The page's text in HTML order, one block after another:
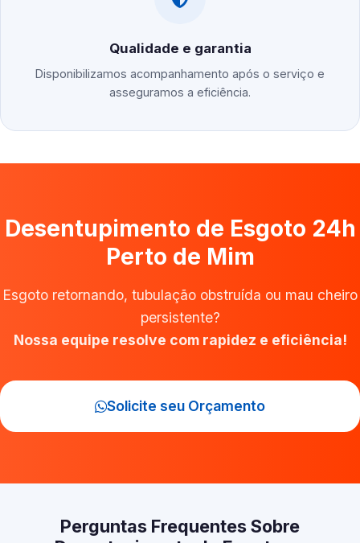
Qualidade e garantia
Disponibilizamos acompanhamento após o serviço e
asseguramos a eficiência.
Desentupimento de Esgoto 24h
Perto de Mim
Esgoto retornando, tubulação obstruída ou mau cheiro
persistente?
Nossa equipe resolve com rapidez e eficiência!
Solicite seu Orçamento
Perguntas Frequentes Sobre